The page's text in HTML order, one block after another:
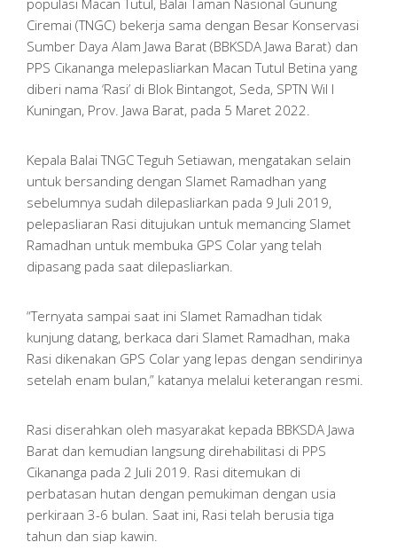
Ciremai (TNGC) bekerja sama dengan Besar Konservasi
Sumber Daya Alam Jawa Barat (BBKSDA Jawa Barat) dan
PPS Cikananga melepasliarkan Macan Tutul Betina yang
diberi nama ‘Rasi’ di Blok Bintangot, Seda, SPTN Wil I
Kuningan, Prov. Jawa Barat, pada 5 Maret 2022.
Kepala Balai TNGC Teguh Setiawan, mengatakan selain
untuk bersanding dengan Slamet Ramadhan yang
sebelumnya sudah dilepasliarkan pada 9 Juli 2019,
pelepasliaran Rasi ditujukan untuk memancing Slamet
Ramadhan untuk membuka GPS Colar yang telah
dipasang pada saat dilepasliarkan.
“Ternyata sampai saat ini Slamet Ramadhan tidak
kunjung datang, berkaca dari Slamet Ramadhan, maka
Rasi dikenakan GPS Colar yang lepas dengan sendirinya
setelah enam bulan,” katanya melalui keterangan resmi.
Rasi diserahkan oleh masyarakat kepada BBKSDA Jawa
Barat dan kemudian langsung direhabilitasi di PPS
Cikananga pada 2 Juli 2019. Rasi ditemukan di
perbatasan hutan dengan pemukiman dengan usia
perkiraan 3-6 bulan. Saat ini, Rasi telah berusia tiga
tahun dan siap kawin.